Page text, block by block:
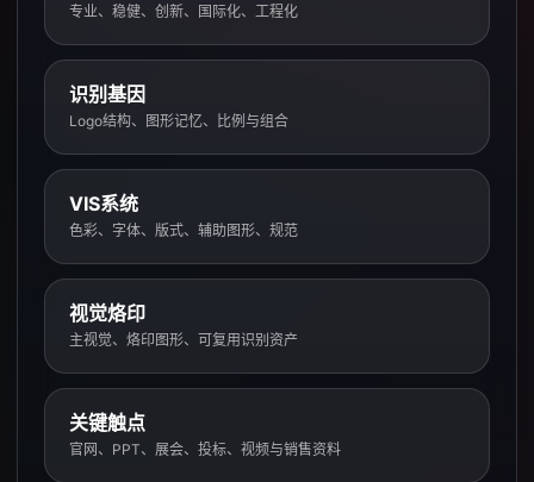
专业、稳健、创新、国际化、工程化
识别基因
Logo结构、图形记忆、比例与组合
VIS系统
色彩、字体、版式、辅助图形、规范
视觉烙印
主视觉、烙印图形、可复用识别资产
关键触点
官网、PPT、展会、投标、视频与销售资料